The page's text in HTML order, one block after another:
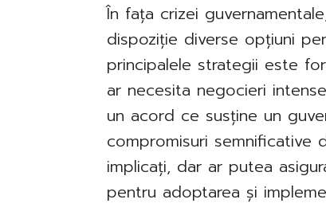
În fața crizei
dispoziție diverse opțiuni
principalele strategii este
ar necesita negocieri
un acord ce susține un
compromisuri
implicați, dar ar putea
pentru adoptarea și